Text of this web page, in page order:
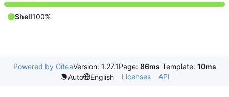
Shell100%
Powered by GiteaVersion: 1.27.1Page: 86ms Template: 10ms
Auto
English Licenses API